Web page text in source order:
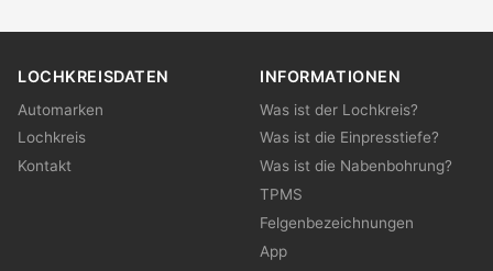
LOCHKREISDATEN
Automarken
Lochkreis
Kontakt
INFORMATIONEN
Was ist der Lochkreis?
Was ist die Einpresstiefe?
Was ist die Nabenbohrung?
TPMS
Felgenbezeichnungen
App